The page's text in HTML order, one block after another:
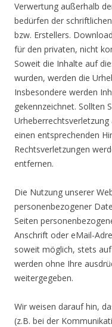
Verwertung außerhalb
bedürfen der
bzw. Erstellers.
für den privaten, nicht
Soweit die Inhalte auf
wurden, werden die
Insbesondere werden
gekennzeichnet. Sollten
einen entsprechenden
Rechtsverletzungen
entfernen.
Die Nutzung unserer
personenbezogener
Seiten
Anschrift oder eMail-
soweit möglich, stets
werden ohne Ihre
weitergegeben.
Wir weisen darauf hin,
(z.B. bei der